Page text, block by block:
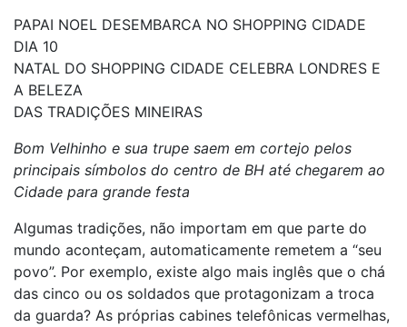
PAPAI NOEL DESEMBARCA NO SHOPPING CIDADE
DIA 10
NATAL DO SHOPPING CIDADE CELEBRA LONDRES E
A BELEZA
DAS TRADIÇÕES MINEIRAS
Bom Velhinho e sua trupe saem em cortejo pelos
principais símbolos do centro de BH até chegarem ao
Cidade para grande festa
Algumas tradições, não importam em que parte do
mundo aconteçam, automaticamente remetem a “seu
povo”. Por exemplo, existe algo mais inglês que o chá
das cinco ou os soldados que protagonizam a troca
da guarda? As próprias cabines telefônicas vermelhas,